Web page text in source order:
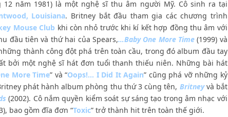
năm 1981) là một nghệ sĩ thu âm người Mỹ. Cô sinh ra tại
Louisiana. Britney bắt đầu tham gia các chương trình
Mouse Club khi còn nhỏ trước khi kí kết hợp đồng thu âm với
đầu tiên và thứ hai của Spears,…Baby One More Time (1999) và
thành công đột phá trên toàn cầu, trong đó album đầu tay
bởi một nghệ sĩ hát đơn tuổi thanh thiếu niên. Những bài hát
More Time” và “Oops!… I Did It Again” cũng phá vỡ những kỷ
phát hành album phòng thu thứ 3 cùng tên, Britneyvà bắt
(2002). Cô nắm quyền kiểm soát sự sáng tạo trong âm nhạc với
bao gồm đĩa đơn “Toxic” trở thành hit trên toàn thế giới.